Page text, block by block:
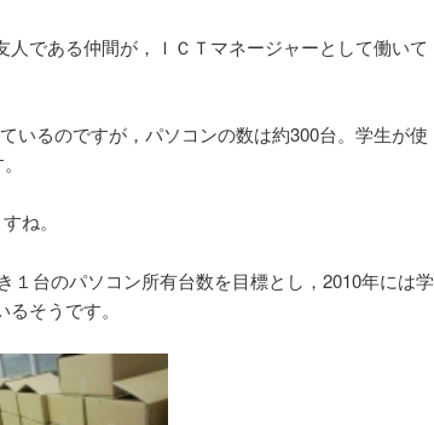
である仲間が，ＩＣＴマネージャーとして働いて
いるのですが，パソコンの数は約300台。学生が使
ね。
１台のパソコン所有台数を目標とし，2010年には学
そうです。